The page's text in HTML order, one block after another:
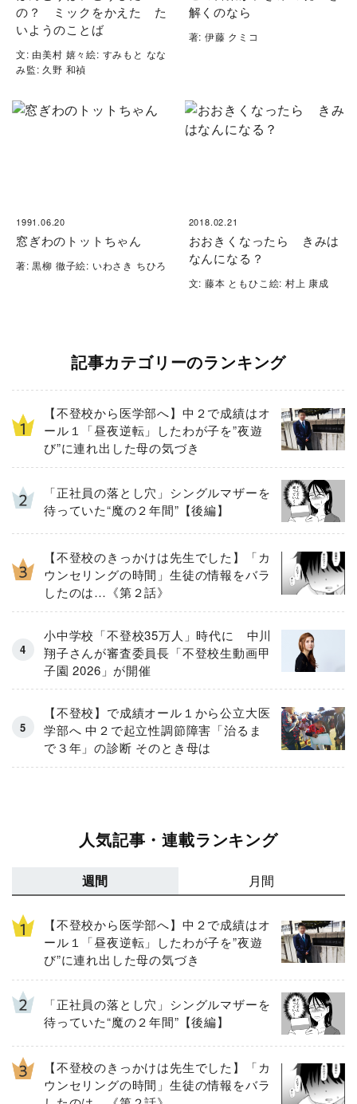
の？ ミックをかえた た
いようのことば
文: 由美村 嬉々絵: すみもと なな
み監: 久野 和禎
解くのなら
著: 伊藤 クミコ
1991.06.20
窓ぎわのトットちゃん
著: 黒柳 徹子絵: いわさき ちひろ
2018.02.21
おおきくなったら きみは
なんになる？
文: 藤本 ともひこ絵: 村上 康成
記事カテゴリーのランキング
【不登校から医学部へ】中２で成績はオ
ール１「昼夜逆転」したわが子を”夜遊
び”に連れ出した母の気づき
「正社員の落とし穴」シングルマザーを
待っていた“魔の２年間”【後編】
【不登校のきっかけは先生でした】「カ
ウンセリングの時間」生徒の情報をバラ
したのは…《第２話》
小中学校「不登校35万人」時代に 中川
翔子さんが審査委員長「不登校生動画甲
子園 2026」が開催
【不登校】で成績オール１から公立大医
学部へ 中２で起立性調節障害「治るま
で３年」の診断 そのとき母は
人気記事・連載ランキング
週間 月間
【不登校から医学部へ】中２で成績はオ
ール１「昼夜逆転」したわが子を”夜遊
び”に連れ出した母の気づき
「正社員の落とし穴」シングルマザーを
待っていた“魔の２年間”【後編】
【不登校のきっかけは先生でした】「カ
ウンセリングの時間」生徒の情報をバラ